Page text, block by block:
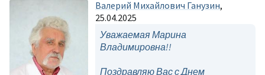
Валерий Михайлович Ганузин,
25.04.2025
Уважаемая Марина
Владимировна!!
Поздравляю Вас с Днем